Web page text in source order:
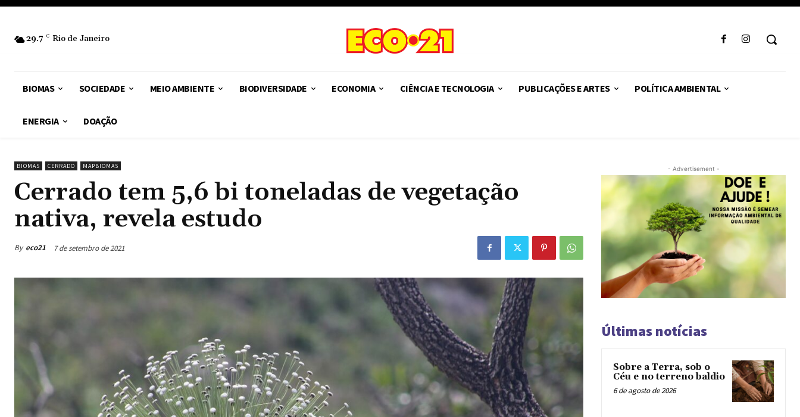
29.7 C Rio de Janeiro
BIOMAS SOCIEDADE MEIO AMBIENTE BIODIVERSIDADE ECONOMIA CIÊNCIA E TECNOLOGIA PUBLICAÇÕES E ARTES POLÍTICA AMBIENTAL
ENERGIA DOAÇÃO
BIOMAS CERRADO MAPBIOMAS
Cerrado tem 5,6 bi toneladas de vegetação
nativa, revela estudo
By eco21 7 de setembro de 2021
- Advertisement -
Últimas notícias
Sobre a Terra, sob o
Céu e no terreno baldio
6 de agosto de 2026